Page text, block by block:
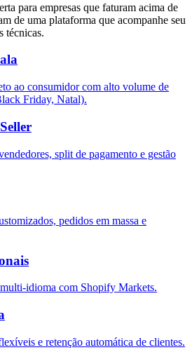
para empresas que faturam acima de
de uma plataforma que acompanhe seu
técnicas.
ao consumidor com alto volume de
Friday, Natal).
split de pagamento e gestão
pedidos em massa e
idioma com Shopify Markets.
e retenção automática de clientes.